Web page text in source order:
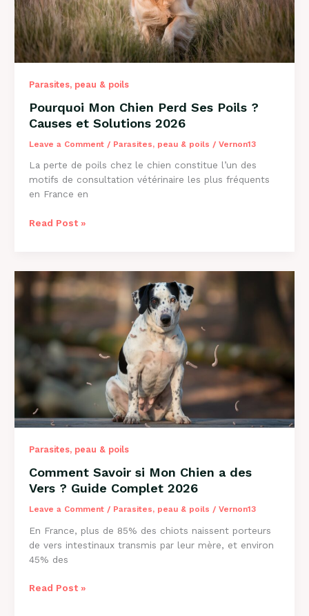
Parasites, peau & poils
Pourquoi Mon Chien Perd Ses Poils ?
Causes et Solutions 2026
Leave a Comment / Parasites, peau & poils / Vernon13
La perte de poils chez le chien constitue l’un des
motifs de consultation vétérinaire les plus fréquents
en France en
Pourquoi
Ses
Poils
Causes
Solutions
Read Post »
Parasites, peau & poils
Comment Savoir si Mon Chien a des
Vers ? Guide Complet 2026
Leave a Comment / Parasites, peau & poils / Vernon13
En France, plus de 85% des chiots naissent porteurs
de vers intestinaux transmis par leur mère, et environ
45% des
Comment
Read Post »